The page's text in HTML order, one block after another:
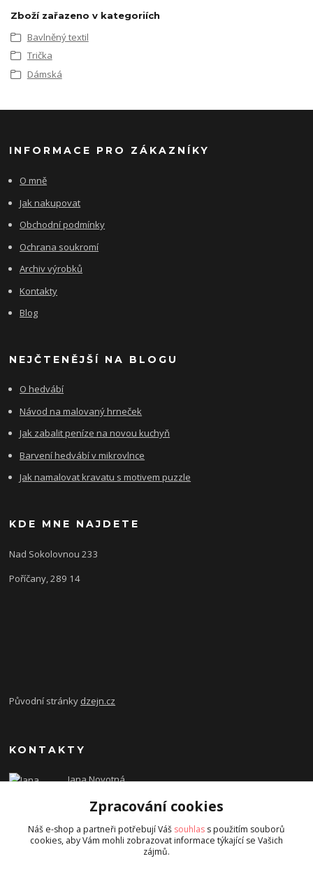
Zboží zařazeno v kategoriích
Bavlněný textil
Trička
Dámská
INFORMACE PRO ZÁKAZNÍKY
O mně
Jak nakupovat
Obchodní podmínky
Ochrana soukromí
Archiv výrobků
Kontakty
Blog
NEJČTENĚJŠÍ NA BLOGU
O hedvábí
Návod na malovaný hrneček
Jak zabalit peníze na novou kuchyň
Barvení hedvábí v mikrovlnce
Jak namalovat kravatu s motivem puzzle
KDE MNE NAJDETE
Nad Sokolovnou 233
Poříčany, 289 14
Původní stránky dzejn.cz
KONTAKTY
Jana Novotná
dzejn.n@email.cz
Zpracování cookies
Náš e-shop a partneři potřebují Váš souhlas s použitím souborů
cookies, aby Vám mohli zobrazovat informace týkající se Vašich
zájmů.